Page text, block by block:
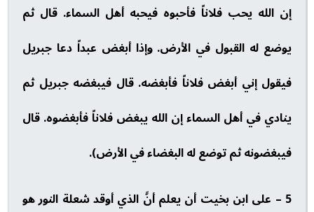
إن الله يحب فلاناً فأحبوه فيحبه أهل السماء. قال ثم
يوضع له القبول في الأرض. وإذا أبغض عبداً دعا جبريل
فيقول إني أبغض فلاناً فأبغضه. قال فيبغضه جبريل ثم
ينادي في أهل السماء إن الله يبغض فلاناً فأبغضوه. قال
فيبغضونه ثم توضع له البغضاء في الأرض).
5 – على ابن بخيت أن يعلم أنَّ الذي أوقد شعلة النور هو